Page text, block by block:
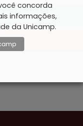
concorda
informações,
da Unicamp.